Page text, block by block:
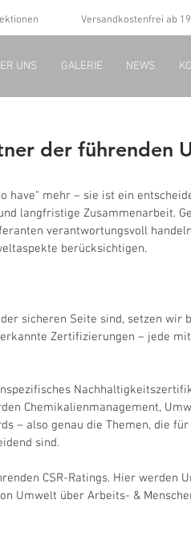
Versandkostenfrei ab
UNS GALERIE NEWS
der führenden
have“ mehr – sie ist ein
langfristige Zusammenarbeit.
verantwortungsvoll
berücksichtigen.
sicheren Seite sind, setzen wir
Zertifizierungen – jede
Chemikalienmanagement,
– also genau die Themen, die
sind.
CSR-Ratings. Hier werden
Umwelt über Arbeits- &